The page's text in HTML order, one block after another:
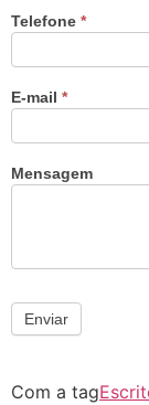
Telefone *
E-mail *
Mensagem
Enviar
Com a tag